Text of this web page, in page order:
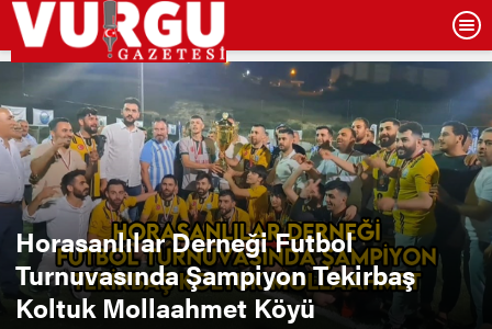
Horasanlılar Derneği Futbol
Turnuvasında Şampiyon Tekirbaş
Koltuk Mollaahmet Köyü